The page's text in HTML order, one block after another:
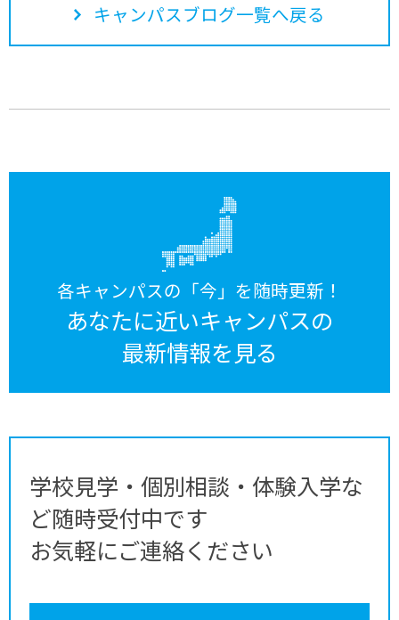
キャンパスブログ一覧へ戻る
各キャンパスの「今」を随時更新！
あなたに近いキャンパスの
最新情報を見る
学校見学・個別相談・体験入学な
ど随時受付中です
お気軽にご連絡ください